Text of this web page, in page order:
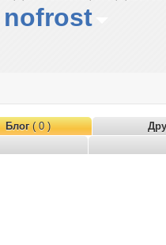
nofrost
Блог( 0 )